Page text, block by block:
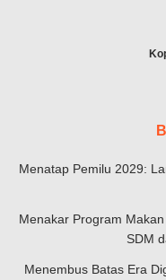
Menatap Pemilu 2029:
Menakar Program
SDM
Menembus Batas Era